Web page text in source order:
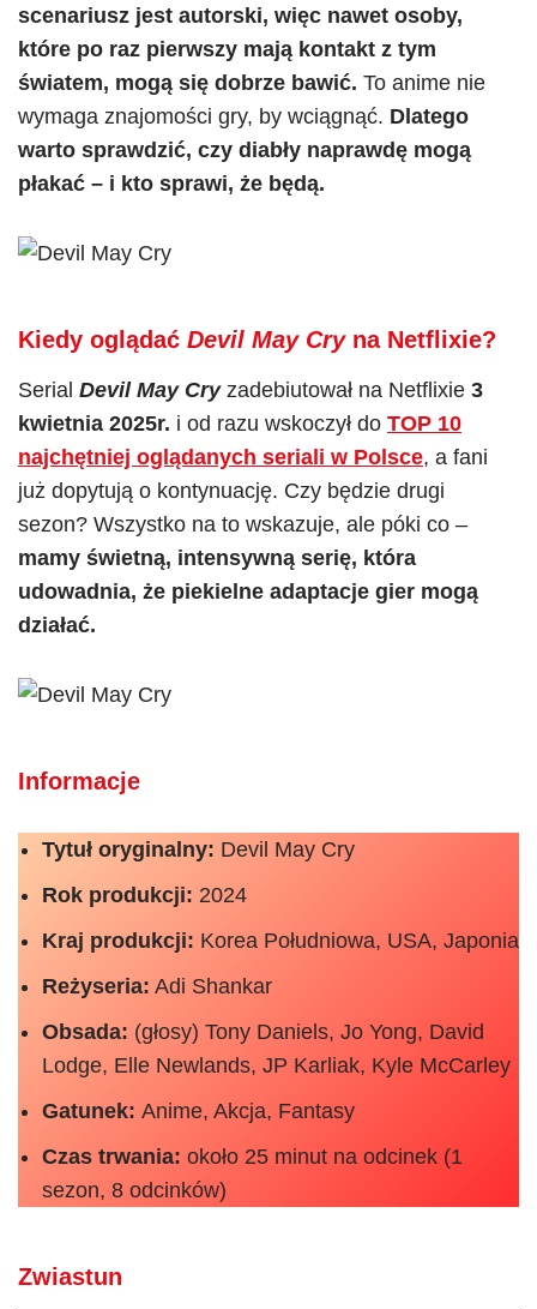
scenariusz jest autorski, więc nawet osoby,
które po raz pierwszy mają kontakt z tym
światem, mogą się dobrze bawić. To anime nie
wymaga znajomości gry, by wciągnąć. Dlatego
warto sprawdzić, czy diabły naprawdę mogą
płakać – i kto sprawi, że będą.
Kiedy oglądać Devil May Cryna Netflixie?
Serial Devil May Cryzadebiutował na Netflixie 3
kwietnia 2025r. i od razu wskoczył do TOP 10
najchętniej oglądanych seriali w Polsce, a fani
już dopytują o kontynuację. Czy będzie drugi
sezon? Wszystko na to wskazuje, ale póki co –
mamy świetną, intensywną serię, która
udowadnia, że piekielne adaptacje gier mogą
działać.
Informacje
Tytuł oryginalny: Devil May Cry
Rok produkcji: 2024
Kraj produkcji: Korea Południowa, USA, Japonia
Reżyseria: Adi Shankar
Obsada: (głosy) Tony Daniels, Jo Yong, David
Lodge, Elle Newlands, JP Karliak, Kyle McCarley
Gatunek: Anime, Akcja, Fantasy
Czas trwania: około 25 minut na odcinek (1
sezon, 8 odcinków)
Zwiastun